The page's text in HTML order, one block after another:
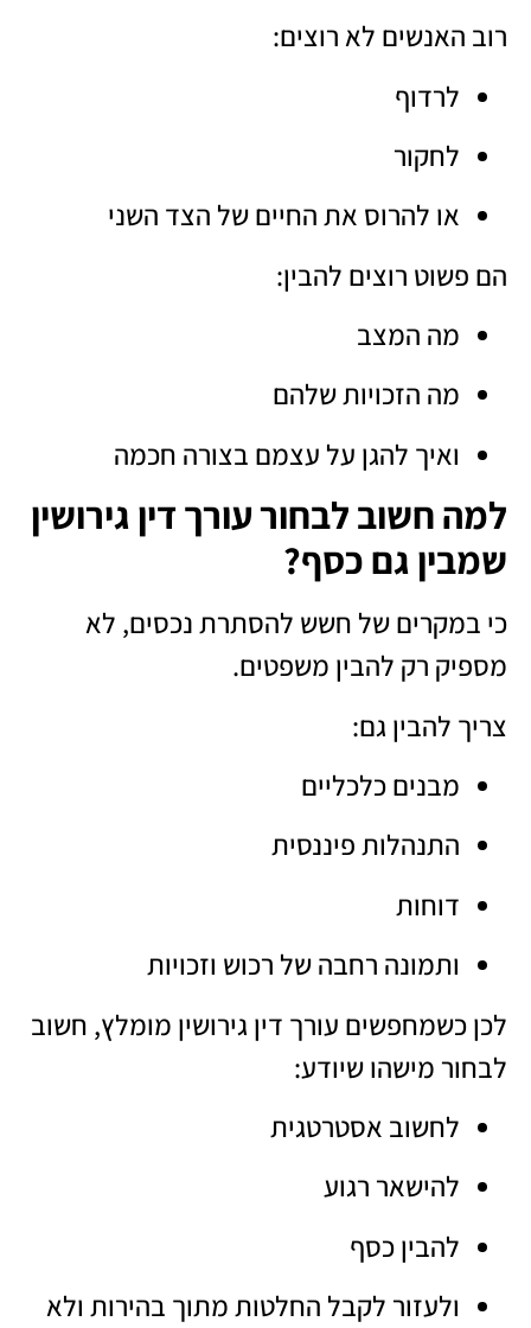
רוב האנשים לא רוצים:
לרדוף
לחקור
או להרוס את החיים של הצד השני
הם פשוט רוצים להבין:
מה המצב
מה הזכויות שלהם
ואיך להגן על עצמם בצורה חכמה
למה חשוב לבחור עורך דין גירושין
שמבין גם כסף?
כי במקרים של חשש להסתרת נכסים, לא
מספיק רק להבין משפטים.
צריך להבין גם:
מבנים כלכליים
התנהלות פיננסית
דוחות
ותמונה רחבה של רכוש וזכויות
לכן כשמחפשים עורך דין גירושין מומלץ, חשוב
לבחור מישהו שיודע:
לחשוב אסטרטגית
להישאר רגוע
להבין כסף
ולעזור לקבל החלטות מתוך בהירות ולא